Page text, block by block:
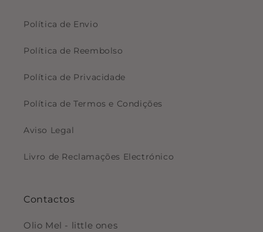
Política de Envio
Política de Reembolso
Política de Privacidade
Política de Termos e Condições
Aviso Legal
Livro de Reclamações Electrónico
Contactos
Olio Mel - little ones